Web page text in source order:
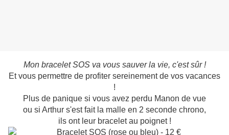
Mon bracelet SOS va vous sauver la vie, c'est sûr !
Et vous permettre de profiter sereinement de vos vacances
!
Plus de panique si vous avez perdu Manon de vue
ou si Arthur s'est fait la malle en 2 seconde chrono,
ils ont leur bracelet au poignet !